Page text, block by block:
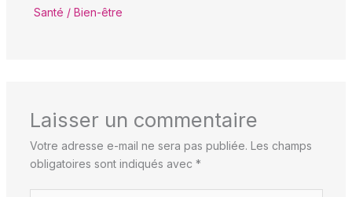
Santé / Bien-être
Laisser un commentaire
Votre adresse e-mail ne sera pas publiée. Les champs
obligatoires sont indiqués avec *